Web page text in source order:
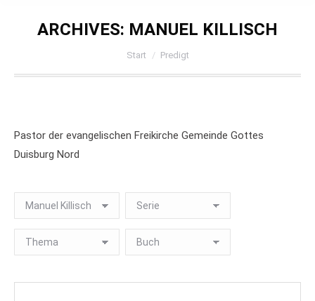
ARCHIVES: MANUEL KILLISCH
Sie befinden sich hier:
Start Predigt
Pastor der evangelischen Freikirche Gemeinde Gottes
Duisburg Nord